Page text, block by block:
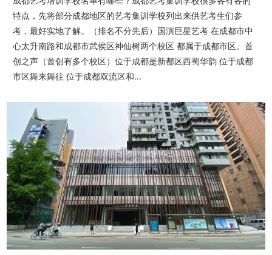
特点，先将部分成都地区的艺考集训学校列出来供艺考生们参
考，最好实地了解。（排名不分先后）国演巨星艺考 在成都市中
心太升南路和成都市武侯区神仙树两个校区 都属于成都市区。首
创之声（首创有多个校区）位于成都是新都区西蜀华韵 位于成都
市区舞来舞往 位于成都双流区和...